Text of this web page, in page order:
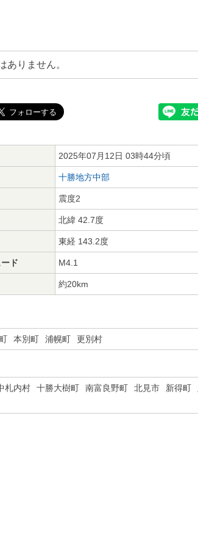
ありません。
2025年07月12日 03時44分頃
十勝地方中部
震度2
北緯 42.7度
東経 143.2度
ド M4.1
約20km
本別町 浦幌町 更別村
札内村 十勝大樹町 南富良野町 北見市 新得町